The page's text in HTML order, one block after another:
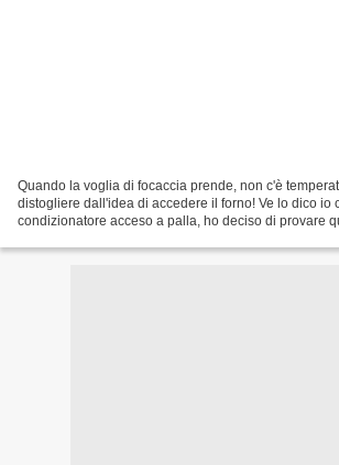
Quando la voglia di focaccia prende, non c'è
distogliere dall'idea di accedere il forno! Ve lo dico io
condizionatore acceso a palla, ho deciso di provare